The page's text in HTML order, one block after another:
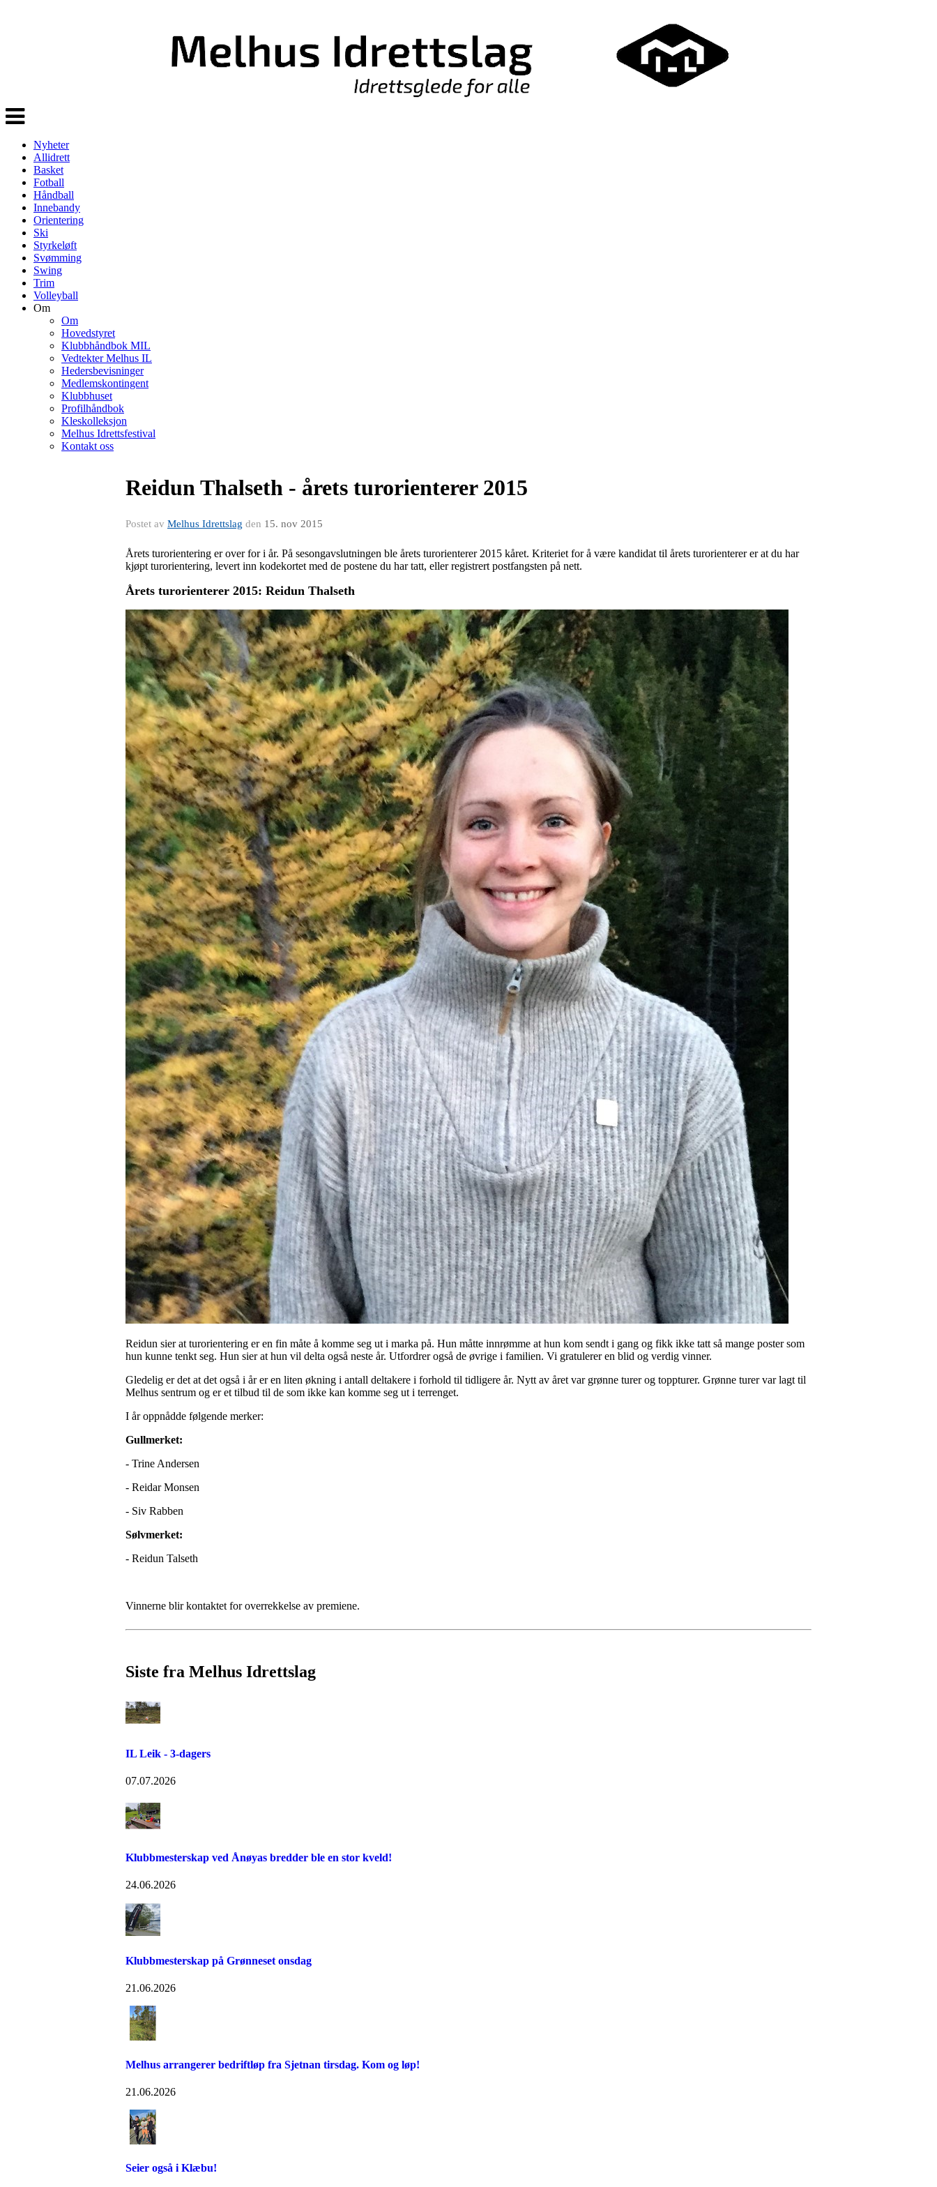
Veksle
navigasjon
Nyheter
Allidrett
Basket
Fotball
Håndball
Innebandy
Orientering
Ski
Styrkeløft
Svømming
Swing
Trim
Volleyball
Om
Om
Hovedstyret
Klubbhåndbok MIL
Vedtekter Melhus IL
Hedersbevisninger
Medlemskontingent
Klubbhuset
Profilhåndbok
Kleskolleksjon
Melhus Idrettsfestival
Kontakt oss
Reidun Thalseth - årets turorienterer 2015
Postet av Melhus Idrettslag den 15. nov 2015
Årets turorientering er over for i år. På sesongavslutningen ble årets turorienterer 2015 kåret. Kriteriet for å være kandidat til årets turorienterer er at du har
kjøpt turorientering, levert inn kodekortet med de postene du har tatt, eller registrert postfangsten på nett.
Årets turorienterer 2015: Reidun Thalseth
Reidun sier at turorientering er en fin måte å komme seg ut i marka på. Hun måtte innrømme at hun kom sendt i gang og fikk ikke tatt så mange poster som
hun kunne tenkt seg. Hun sier at hun vil delta også neste år. Utfordrer også de øvrige i familien. Vi gratulerer en blid og verdig vinner.
Gledelig er det at det også i år er en liten økning i antall deltakere i forhold til tidligere år. Nytt av året var grønne turer og toppturer. Grønne turer var lagt til
Melhus sentrum og er et tilbud til de som ikke kan komme seg ut i terrenget.
I år oppnådde følgende merker:
Gullmerket:
- Trine Andersen
- Reidar Monsen
- Siv Rabben
Sølvmerket:
- Reidun Talseth
Vinnerne blir kontaktet for overrekkelse av premiene.
Siste fra Melhus Idrettslag
IL Leik - 3-dagers
07.07.2026
Klubbmesterskap ved Ånøyas bredder ble en stor kveld!
24.06.2026
Klubbmesterskap på Grønneset onsdag
21.06.2026
Melhus arrangerer bedriftløp fra Sjetnan tirsdag. Kom og løp!
21.06.2026
Seier også i Klæbu!